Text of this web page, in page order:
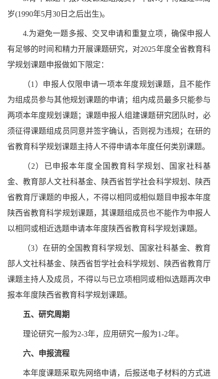
岁(1990年5月30日之后出生)。
4.为避免一题多报、交叉申请和重复立项，确保申报人
有足够的时间和精力开展课题研究，对2025年度全省教育科
学规划课题申报做如下限定：
（1）申报人仅限申请一项本年度规划课题，且不能作
为组成员参与其他规划课题的申请；组内成员最多只能参与
两项本年度规划课题；课题申报人组建课题研究团队时，必
须征得课题组成员同意并签字确认，否则视为违规；在研的
省教育科学规划课题主持人不得申请本年度任何类别课题。
（2）已申报本年度全国教育科学规划、国家社科基
金、教育部人文社科基金、陕西省哲学社会科学规划、陕西
省教育厅课题的申报人，不得以相同或相似题目申报本年度
陕西省教育科学规划课题，其课题组成员也不能作为申报人
以相同或相近选题申请本年度陕西省教育科学规划课题。
（3）在研的全国教育科学规划、国家社科基金、教育
部人文社科基金、陕西省哲学社会科学规划、陕西省教育厅
课题主持人及成员，不得以与已立项相同或相似选题再次申
报本年度陕西省教育科学规划课题。
五、研究周期
理论研究一般为2-3年，应用研究一般为1-2年。
六、申报流程
本年度课题采取先网络申请，后报送电子材料的方式进